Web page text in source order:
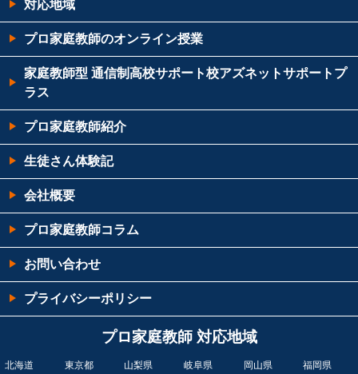
対応地域
プロ家庭教師のオンライン授業
家庭教師型 通信制高校サポート校アズネットサポートプ
ラス
プロ家庭教師紹介
生徒さん体験記
会社概要
プロ家庭教師コラム
お問い合わせ
プライバシーポリシー
プロ家庭教師 対応地域
北海道
東京都
山梨県
岐阜県
岡山県
福岡県